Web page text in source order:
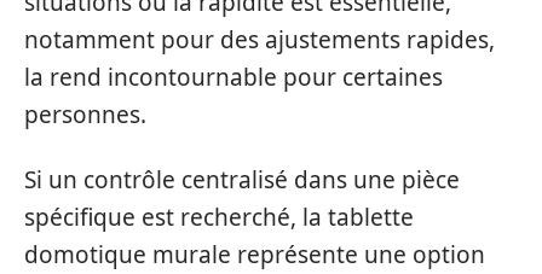
notamment pour des ajustements rapides,
la rend incontournable pour certaines
personnes.
Si un contrôle centralisé dans une pièce
spécifique est recherché, la tablette
domotique murale représente une option